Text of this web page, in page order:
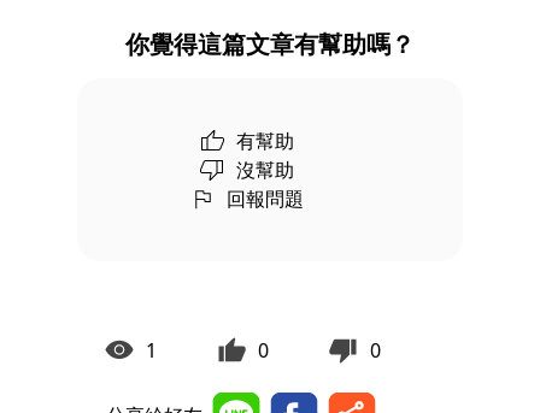
你覺得這篇文章有幫助嗎？
有幫助
沒幫助
回報問題
1 0 0